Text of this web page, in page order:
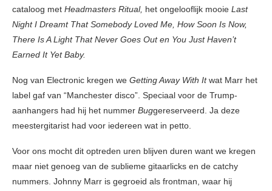
cataloog met Headmasters Ritual, het ongelooflijk mooie Last
Night I Dreamt That Somebody Loved Me, How Soon Is Now,
There Is A Light That Never Goes Out en You Just Haven’t
Earned It Yet Baby.
Nog van Electronic kregen we Getting Away With Itwat Marr het
label gaf van “Manchester disco”. Speciaal voor de Trump-
aanhangers had hij het nummer Buggereserveerd. Ja deze
meestergitarist had voor iedereen wat in petto.
Voor ons mocht dit optreden uren blijven duren want we kregen
maar niet genoeg van de sublieme gitaarlicks en de catchy
nummers. Johnny Marr is gegroeid als frontman, waar hij